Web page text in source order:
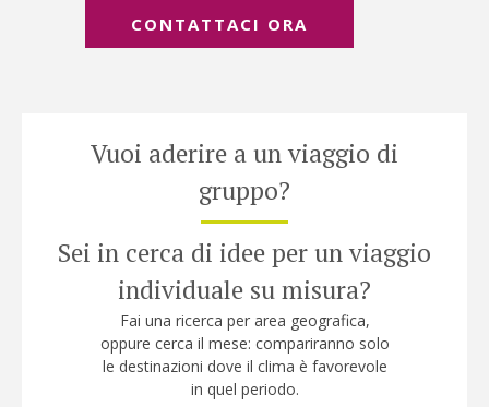
CONTATTACI ORA
Vuoi aderire a un viaggio di
gruppo?
Sei in cerca di idee per un viaggio
individuale su misura?
Fai una ricerca per area geografica,
oppure cerca il mese: compariranno solo
le destinazioni dove il clima è favorevole
in quel periodo.